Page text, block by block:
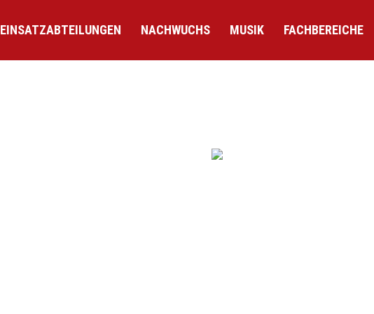
EINSATZABTEILUNGEN NACHWUCHS MUSIK FACHBEREICHE